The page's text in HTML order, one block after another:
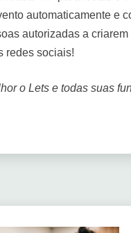
automaticamente e
autorizadas a
redes sociais!
o Lets e todas suas